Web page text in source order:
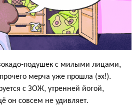
подушек с милыми лицами,
мерча уже прошла (эх!).
с ЗОЖ, утренней йогой,
он совсем не удивляет.